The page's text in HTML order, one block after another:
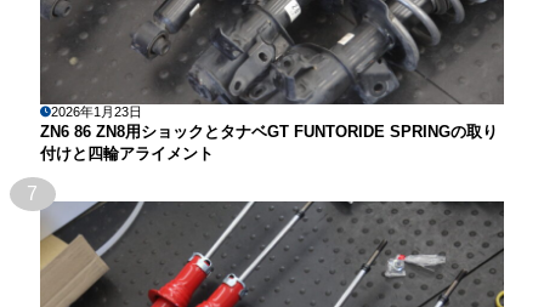
2026年1月23日
ZN6 86 ZN8用ショックとタナベGT FUNTORIDE SPRINGの取り
付けと四輪アライメント
7